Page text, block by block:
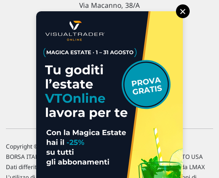
Via Macanno, 38/A
P.IVA 02 452 460 401
Chi siamo
Commenti e segnalazioni
Contattaci
Copyright © 1996-2026 Traderlink Italia s.r.l.
BORSA ITALIANA Quotazioni di borsa differite di 15 min. / MERCATO USA
Dati differiti di 15 min. (fonte Intrinio) / FOREX Quotazioni fornite da LMAX
×